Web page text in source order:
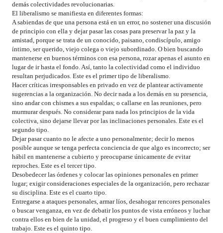
demás colectividades revolucionarias.
El liberalismo se manifiesta en diferentes formas:
A sabiendas de que una persona está en un error, no sostener una discusión
de principio con ella y dejar pasar las cosas para preservar la paz y la
amistad, porque se trata de un conocido, paisano, condiscípulo, amigo
íntimo, ser querido, viejo colega o viejo subordinado. O bien buscando
mantenerse en buenos términos con esa persona, rozar apenas el asunto en
lugar de ir hasta el fondo. Así, tanto la colectividad como el individuo
resultan perjudicados. Este es el primer tipo de liberalismo.
Hacer críticas irresponsables en privado en vez de plantear activamente
sugerencias a la organización. No decir nada a los demás en su presencia,
sino andar con chismes a sus espaldas; o callarse en las reuniones, pero
murmurar después. No considerar para nada los principios de la vida
colectiva, sino dejarse llevar por las inclinaciones personales. Este es el
segundo tipo.
Dejar pasar cuanto no le afecte a uno personalmente; decir lo menos
posible aunque se tenga perfecta conciencia de que algo es incorrecto; ser
hábil en mantenerse a cubierto y preocuparse únicamente de evitar
reproches. Este es el tercer tipo.
Desobedecer las órdenes y colocar las opiniones personales en primer
lugar; exigir consideraciones especiales de la organización, pero rechazar
su disciplina. Este es el cuarto tipo.
Entregarse a ataques personales, armar líos, desahogar rencores personales
o buscar venganza, en vez de debatir los puntos de vista erróneos y luchar
contra ellos en bien de la unidad, el progreso y el buen cumplimiento del
trabajo. Este es el quinto tipo.